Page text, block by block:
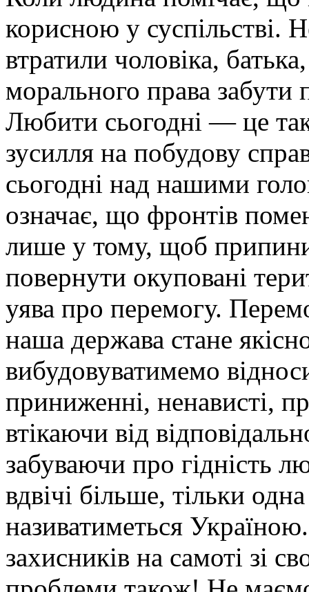
корисною у суспільстві.
втратили чоловіка,
морального права
Любити сьогодні — це
зусилля на побудову
сьогодні над нашими
означає, що фронтів
лише у тому, щоб
повернути окуповані
уява про перемогу.
наша держава стане
вибудовуватимемо
приниженні, ненависті,
втікаючи від
забуваючи про гідність
вдвічі більше, тільки
називатиметься
захисників на самоті зі